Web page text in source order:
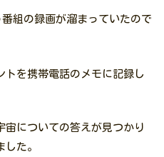
番組の録画が溜まっていたので
トを携帯電話のメモに記録し
宙についての答えが見つかり
た。